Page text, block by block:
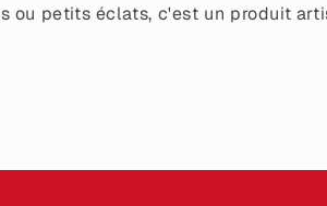
ou petits éclats, c'est un produit